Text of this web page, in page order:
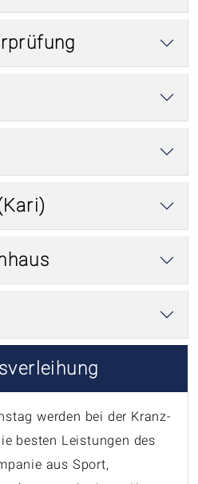
werden bei der Kranz-
besten Leistungen des
aus Sport,